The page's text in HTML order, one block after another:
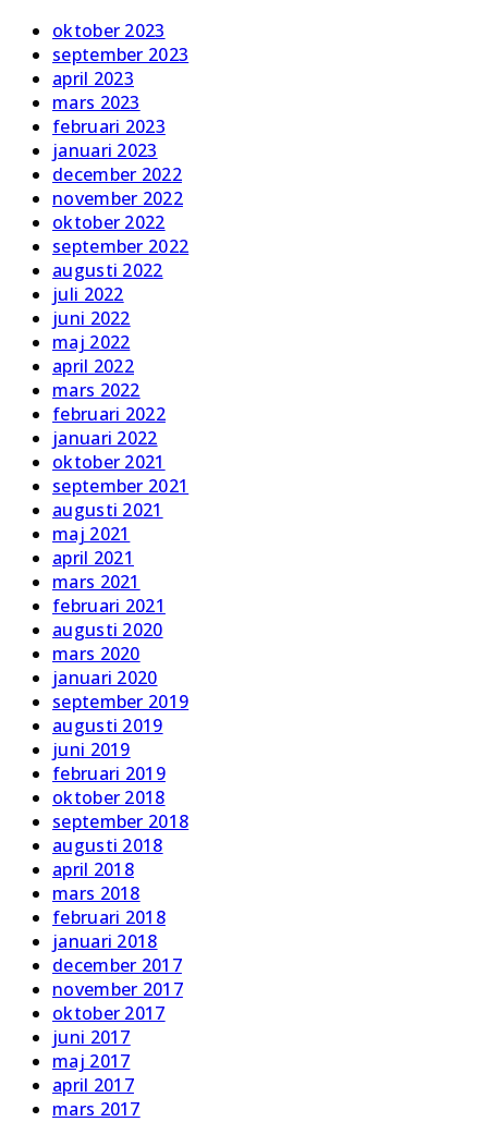
oktober 2023
september 2023
april 2023
mars 2023
februari 2023
januari 2023
december 2022
november 2022
oktober 2022
september 2022
augusti 2022
juli 2022
juni 2022
maj 2022
april 2022
mars 2022
februari 2022
januari 2022
oktober 2021
september 2021
augusti 2021
maj 2021
april 2021
mars 2021
februari 2021
augusti 2020
mars 2020
januari 2020
september 2019
augusti 2019
juni 2019
februari 2019
oktober 2018
september 2018
augusti 2018
april 2018
mars 2018
februari 2018
januari 2018
december 2017
november 2017
oktober 2017
juni 2017
maj 2017
april 2017
mars 2017